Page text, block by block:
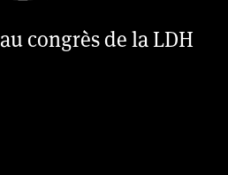
congrès de la LDH